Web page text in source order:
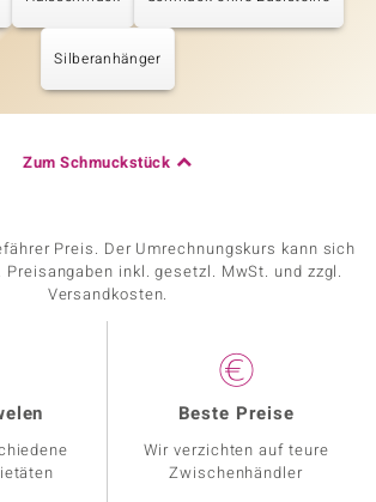
Silberanhänger
Zum Schmuckstück
Preis. Der Umrechnungskurs kann sich
Preisangaben inkl. gesetzl. MwSt. und zzgl.
Versandkosten.
Beste Preise
Wir verzichten auf teure
Zwischenhändler